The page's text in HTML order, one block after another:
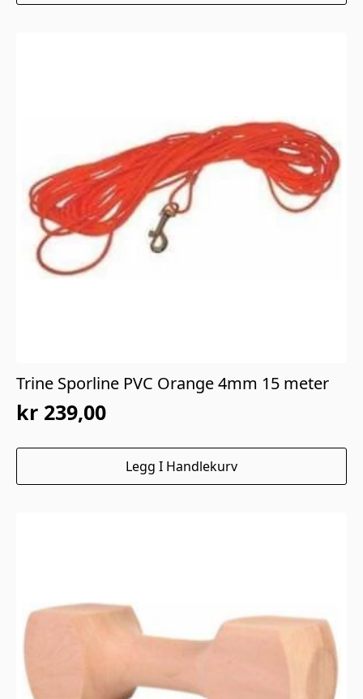
Trine Sporline PVC Orange 4mm 15 meter
kr 239,00
Legg I Handlekurv